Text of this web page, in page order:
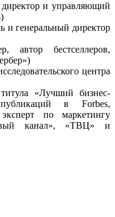
и управляющий
и генеральный директор
автор бестселлеров,
центра
«Лучший бизнес-
в Forbes,
по маркетингу
канал», «ТВЦ» и